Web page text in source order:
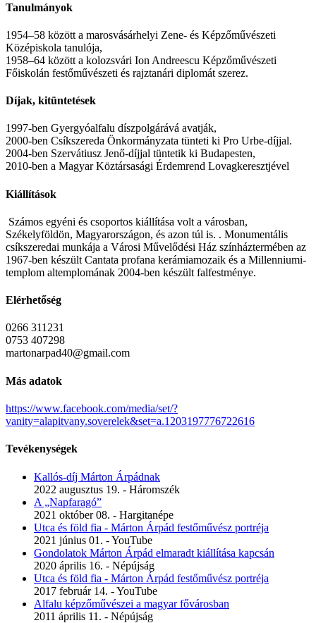
Tanulmányok
1954–58 között a marosvásárhelyi Zene- és Képzőművészeti
Középiskola tanulója,
1958–64 között a kolozsvári Ion Andreescu Képzőművészeti
Főiskolán festőművészeti és rajztanári diplomát szerez.
Díjak, kitüntetések
1997-ben Gyergyóalfalu díszpolgárává avatják,
2000-ben Csíkszereda Önkormányzata tünteti ki Pro Urbe-díjjal.
2004-ben Szervátiusz Jenő-díjjal tüntetik ki Budapesten,
2010-ben a Magyar Köztársasági Érdemrend Lovagkeresztjével
Kiállítások
Számos egyéni és csoportos kiállítása volt a városban,
Székelyföldön, Magyarországon, és azon túl is. . Monumentális
csíkszeredai munkája a Városi Művelődési Ház színháztermében az
1967-ben készült Cantata profana kerámiamozaik és a Millenniumi-
templom altemplomának 2004-ben készült falfestménye.
Elérhetőség
0266 311231
0753 407298
martonarpad40@gmail.com
Más adatok
https://www.facebook.com/media/set/?
vanity=alapitvany.soverelek&set=a.1203197776722616
Tevékenységek
Kallós-díj Márton Árpádnak
2022 augusztus 19. - Háromszék
A „Napfaragó”
2021 október 08. - Hargitanépe
Utca és föld fia - Márton Árpád festőművész portréja
2021 június 01. - YouTube
Gondolatok Márton Árpád elmaradt kiállítása kapcsán
2020 április 16. - Népújság
Utca és föld fia - Márton Árpád festőművész portréja
2017 február 14. - YouTube
Alfalu képzőművészei a magyar fővárosban
2011 április 11. - Népújság